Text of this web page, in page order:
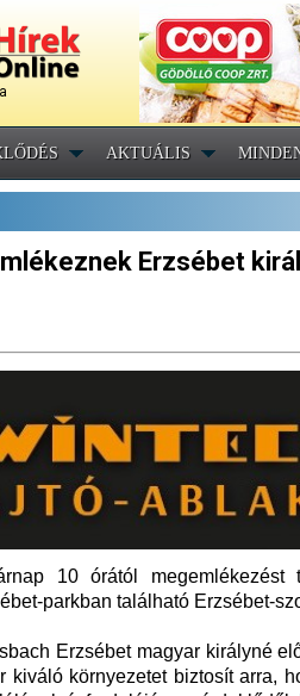
AKTUÁLIS
Erzsébet
10 órától
parkban található Erzsébet-
Erzsébet magyar királyné
kiváló környezetet biztosít arra,